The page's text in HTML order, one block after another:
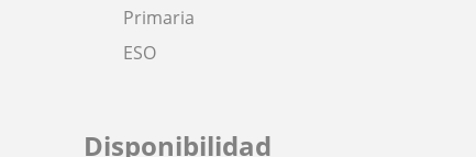
Primaria
ESO
Disponibilidad